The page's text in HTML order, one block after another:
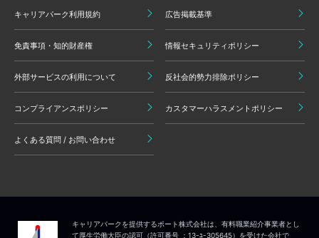
キャリアパーク利用規約 広告掲載基準
免責事項・知的財産権 情報セキュリティポリシー
外部サービスの利用について 反社会的勢力排除ポリシー
コンプライアンスポリシー カスタマーハラスメントポリシー
よくある質問 / お問い合わせ